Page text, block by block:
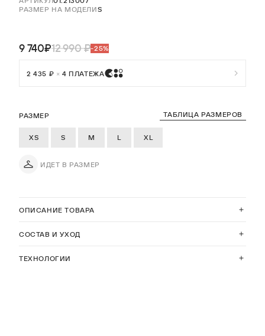
РАЗМЕР НА МОДЕЛИS
ОПИСАНИЕ ТОВАРА
СОСТАВ И УХОД
ТЕХНОЛОГИИ
РАЗМЕР ТАБЛИЦА РАЗМЕРОВ
XS S M L XL
ИДЕТ В РАЗМЕР
9 740₽12 990 ₽-25%
2 435 ₽ × 4 ПЛАТЕЖА